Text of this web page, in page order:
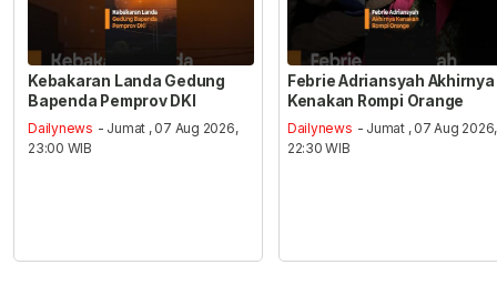
Kebakaran Landa Gedung
Bapenda Pemprov DKI
Dailynews - Jumat , 07 Aug 2026,
23:00 WIB
Febrie Adriansyah Akhirnya
Kenakan Rompi Orange
Dailynews - Jumat , 07 Aug 2026,
22:30 WIB